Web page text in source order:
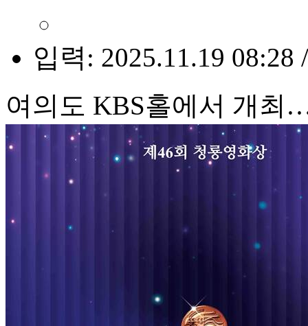
입력: 2025.11.19 08:28
여의도 KBS홀에서 개최